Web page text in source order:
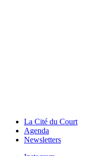
La Cité du Court
Agenda
Newsletters